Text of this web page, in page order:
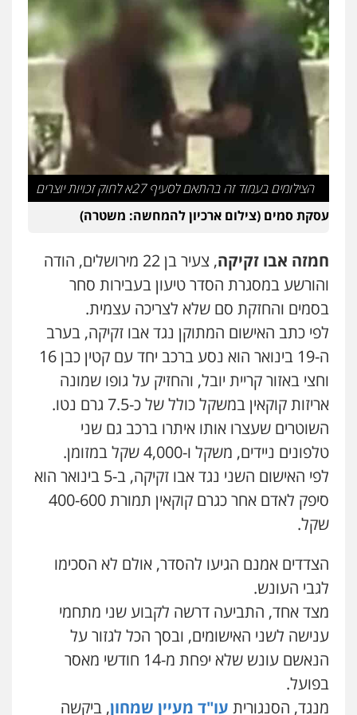
0505555110
עו"ד דניאל דרוביצקי
משפחה
0526409925
עו"ד משה פלמור
פלילי כלכלי צווארון לבן עורכי דין לענייני
אסירים
0549732303
עו"ד עמית רוזנצויג
משפט פלילי דיני תעבורה
0532700200
עו"ד אור בן שאנן
פלילי מעצרים וחקירות
0549199449
עו"ד מוחמד רחאל
פלילי פשיעה חמורה צווארון לבן צבאי
מעצרים וחקירות
0502228917
0505258475
עו"ד מוחמד סביחאת
פלילי תעבורה פשיעה כלכלית
0525077716
עו"ד אמיר נאטור
הצילומים בעמוד זה בהתאם לסעיף 27א לחוק זכויות יוצרים
עסקת סמים (צילום ארכיון להמחשה: משטרה)
חמזה אבו זקיקה
, צעיר בן 22 מירושלים, הודה
והורשע במסגרת הסדר טיעון בעבירות סחר
בסמים והחזקת סם שלא לצריכה עצמית.
לפי כתב האישום המתוקן נגד אבו זקיקה, בערב
ה-19 בינואר הוא נסע ברכב יחד עם קטין כבן 16
וחצי באזור קריית יובל, והחזיק על גופו שמונה
אריזות קוקאין במשקל כולל של כ-7.5 גרם נטו.
השוטרים שעצרו אותו איתרו ברכב גם שני
טלפונים ניידים, משקל ו-4,000 שקל במזומן.
לפי האישום השני נגד אבו זקיקה, ב-5 בינואר הוא
סיפק לאדם אחר כגרם קוקאין תמורת 400-600
שקל.
הצדדים אמנם הגיעו להסדר, אולם לא הסכימו
לגבי העונש.
מצד אחד, התביעה דרשה לקבוע שני מתחמי
ענישה לשני האישומים, ובסך הכל לגזור על
הנאשם עונש שלא יפחת מ-14 חודשי מאסר
בפועל.
מנגד, הסנגורית עו"ד מעיין שמחון, ביקשה